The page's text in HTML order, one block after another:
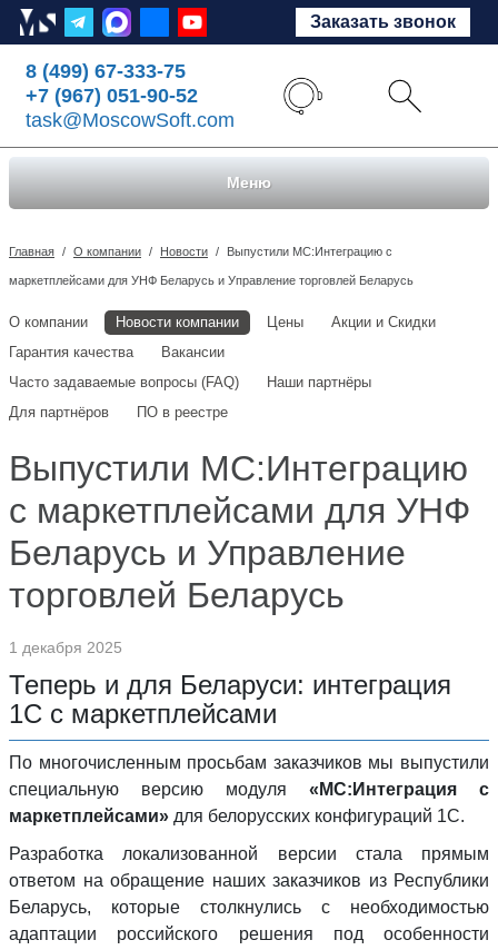
Заказать звонок
8 (499) 67-333-75
+7 (967) 051-90-52
task@MoscowSoft.com
Меню
Главная / О компании / Новости / Выпустили МС:Интеграцию с
маркетплейсами для УНФ Беларусь и Управление торговлей Беларусь
О компании Новости компании Цены
Акции и Скидки
Гарантия качества
Вакансии
Часто задаваемые вопросы (FAQ)
Наши партнёры
Для партнёров
ПО в реестре
Выпустили МС:Интеграцию
с маркетплейсами для УНФ
Беларусь и Управление
торговлей Беларусь
1 декабря 2025
Теперь и для Беларуси: интеграция
1С с маркетплейсами
По многочисленным просьбам заказчиков мы выпустили
специальную версию модуля «МС:Интеграция с
маркетплейсами» для белорусских конфигураций 1С.
Разработка локализованной версии стала прямым
ответом на обращение наших заказчиков из Республики
Беларусь, которые столкнулись с необходимостью
адаптации российского решения под особенности